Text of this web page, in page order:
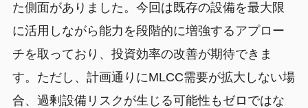
た側面がありました。今回は既存の設備を最大限
に活用しながら能力を段階的に増強するアプロー
チを取っており、投資効率の改善が期待できま
す。ただし、計画通りにMLCC需要が拡大しない場
合、過剰設備リスクが生じる可能性もゼロではな